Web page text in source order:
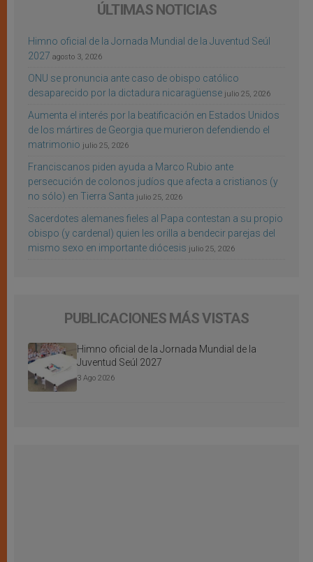
ÚLTIMAS NOTICIAS
Himno oficial de la Jornada Mundial de la Juventud Seúl
2027 agosto 3, 2026
ONU se pronuncia ante caso de obispo católico
desaparecido por la dictadura nicaragüense julio 25, 2026
Aumenta el interés por la beatificación en Estados Unidos
de los mártires de Georgia que murieron defendiendo el
matrimonio julio 25, 2026
Franciscanos piden ayuda a Marco Rubio ante
persecución de colonos judíos que afecta a cristianos (y
no sólo) en Tierra Santa julio 25, 2026
Sacerdotes alemanes fieles al Papa contestan a su propio
obispo (y cardenal) quien les orilla a bendecir parejas del
mismo sexo en importante diócesis julio 25, 2026
PUBLICACIONES MÁS VISTAS
Himno oficial de la Jornada Mundial de la
Juventud Seúl 2027
3 Ago 2026